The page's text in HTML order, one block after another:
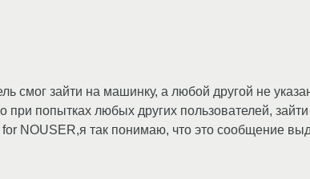
смог зайти на машинку, а любой другой не
при попытках любых других пользователей,
NOUSER,я так понимаю, что это сообщение